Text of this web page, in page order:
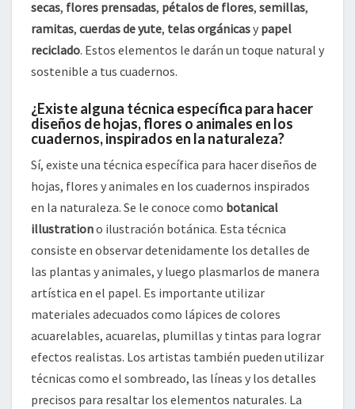
secas, flores prensadas, pétalos de flores, semillas,
ramitas, cuerdas de yute, telas orgánicasy papel
reciclado. Estos elementos le darán un toque natural y
sostenible a tus cuadernos.
¿Existe alguna técnica específica para hacer
diseños de hojas, flores o animales en los
cuadernos, inspirados en la naturaleza?
Sí, existe una técnica específica para hacer diseños de
hojas, flores y animales en los cuadernos inspirados
en la naturaleza. Se le conoce como botanical
illustrationo ilustración botánica. Esta técnica
consiste en observar detenidamente los detalles de
las plantas y animales, y luego plasmarlos de manera
artística en el papel. Es importante utilizar
materiales adecuados como lápices de colores
acuarelables, acuarelas, plumillas y tintas para lograr
efectos realistas. Los artistas también pueden utilizar
técnicas como el sombreado, las líneas y los detalles
precisos para resaltar los elementos naturales. La